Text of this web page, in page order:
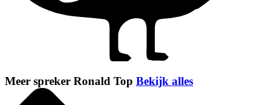
Meer spreker Ronald Top Bekijk alles